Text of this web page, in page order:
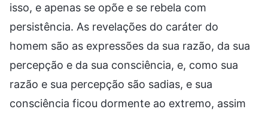
isso, e apenas se opõe e se rebela com
persistência. As revelações do caráter do
homem são as expressões da sua razão, da sua
percepção e da sua consciência, e, como sua
razão e sua percepção são sadias, e sua
consciência ficou dormente ao extremo, assim